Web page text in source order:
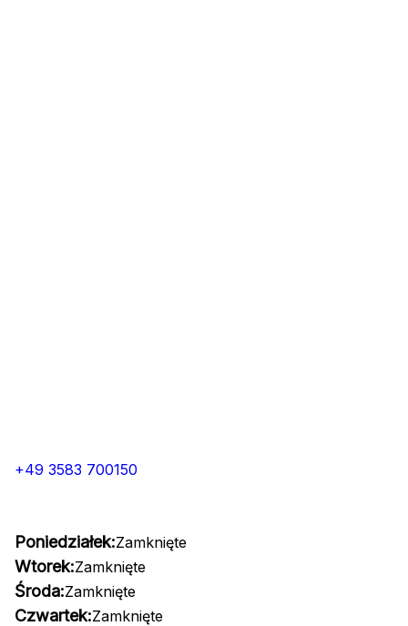
+49 3583 700150
Poniedziałek:Zamknięte
Wtorek:Zamknięte
Środa:Zamknięte
Czwartek:Zamknięte